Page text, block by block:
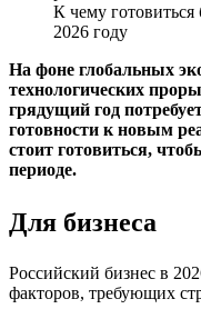
К чему
2026 году
На фоне глобальных
технологических
грядущий год
готовности к новым
стоит готовиться,
периоде.
Для бизнеса
Российский бизнес в
факторов, требующих